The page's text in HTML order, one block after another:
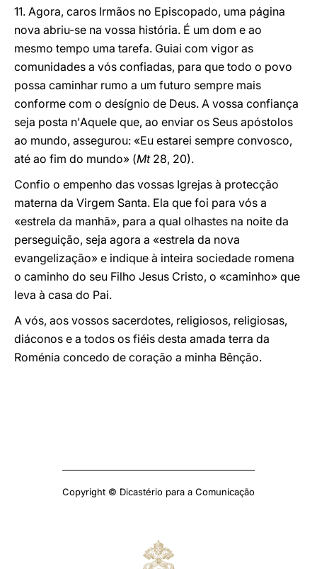
11. Agora, caros Irmãos no Episcopado, uma página
nova abriu-se na vossa história. É um dom e ao
mesmo tempo uma tarefa. Guiai com vigor as
comunidades a vós confiadas, para que todo o povo
possa caminhar rumo a um futuro sempre mais
conforme com o desígnio de Deus. A vossa confiança
seja posta n'Aquele que, ao enviar os Seus apóstolos
ao mundo, assegurou: «Eu estarei sempre convosco,
até ao fim do mundo» (Mt28, 20).
Confio o empenho das vossas Igrejas à protecção
materna da Virgem Santa. Ela que foi para vós a
«estrela da manhã», para a qual olhastes na noite da
perseguição, seja agora a «estrela da nova
evangelização» e indique à inteira sociedade romena
o caminho do seu Filho Jesus Cristo, o «caminho» que
leva à casa do Pai.
A vós, aos vossos sacerdotes, religiosos, religiosas,
diáconos e a todos os fiéis desta amada terra da
Roménia concedo de coração a minha Bênção.
Copyright © Dicastério para a Comunicação